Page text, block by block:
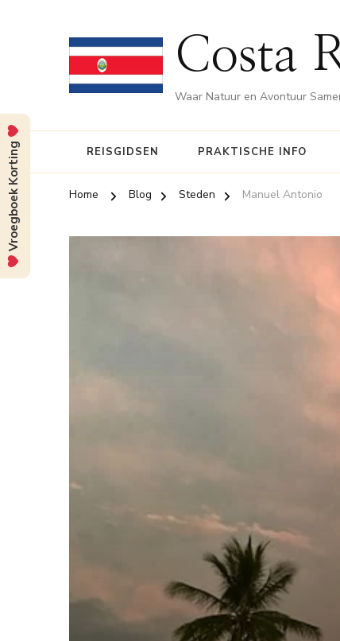
Costa
Waar Natuur en Avontuur
REISGIDSEN PRAKTISCHE INFO
Home Blog Steden Manuel Antonio
Vroegboek Korting